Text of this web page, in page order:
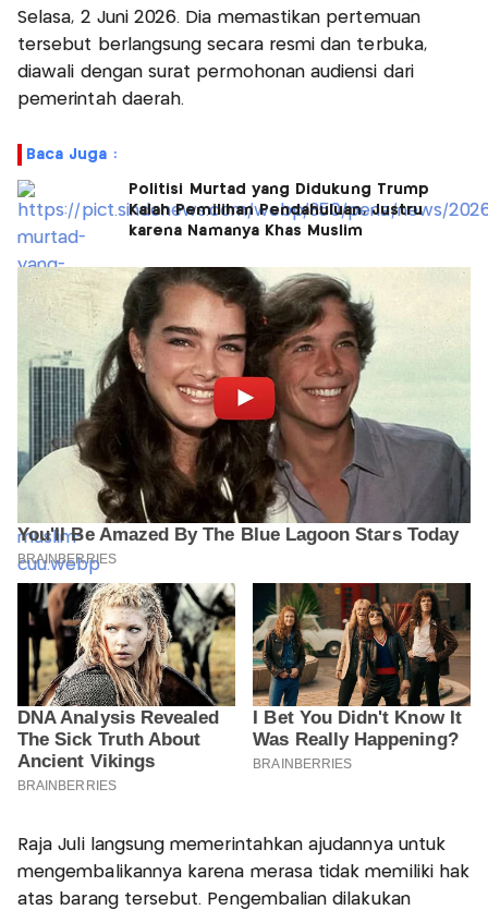
Selasa, 2 Juni 2026. Dia memastikan pertemuan
tersebut berlangsung secara resmi dan terbuka,
diawali dengan surat permohonan audiensi dari
pemerintah daerah.
Baca Juga :
Politisi Murtad yang Didukung Trump
Kalah Pemilihan Pendahuluan, Justru
karena Namanya Khas Muslim
Raja Juli langsung memerintahkan ajudannya untuk
mengembalikannya karena merasa tidak memiliki hak
atas barang tersebut. Pengembalian dilakukan